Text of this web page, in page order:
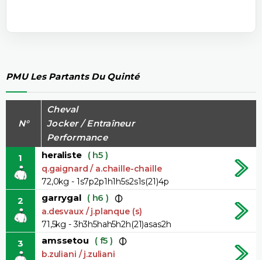
PMU Les Partants Du Quinté
N°
Cheval
Jocker / Entraîneur
Performance
1
heraliste ( h5 )
q.gaignard / a.chaille-chaille
72,0kg - 1s7p2p1h1h5s2s1s(21)4p
2 garrygal ( h6 )
a.desvaux / j.planque (s)
71,5kg - 3h3h5hah5h2h(21)asas2h
3 amssetou ( f5 )
b.zuliani / j.zuliani